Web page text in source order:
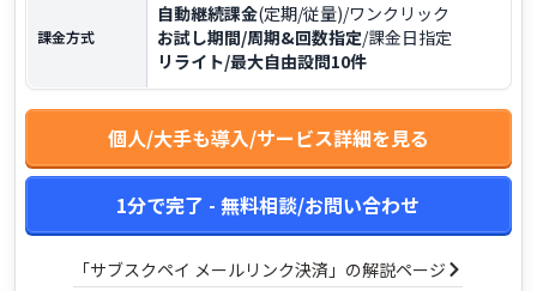
課金方式
自動継続課金(定期/従量)/ワンクリック
お試し期間/周期&回数指定/課金日指定
リライト/最大自由設問10件
個人/大手も導入/サービス詳細を見る
1分で完了 - 無料相談/お問い合わせ
「サブスクペイ メールリンク決済」の解説ページ